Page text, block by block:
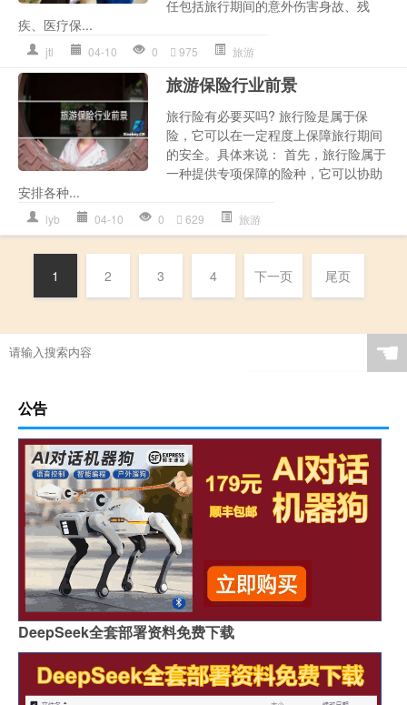
任包括旅行期间的意外伤害身故、残
疾、医疗保...
jtl 04-10 0 975 旅游
旅游保险行业前景
旅行险有必要买吗? 旅行险是属于保
险，它可以在一定程度上保障旅行期间
的安全。具体来说： 首先，旅行险属于
一种提供专项保障的险种，它可以协助
安排各种...
lyb 04-10 0 629 旅游
1 2 3 4 下一页 尾页
☚
公告
DeepSeek全套部署资料免费下载